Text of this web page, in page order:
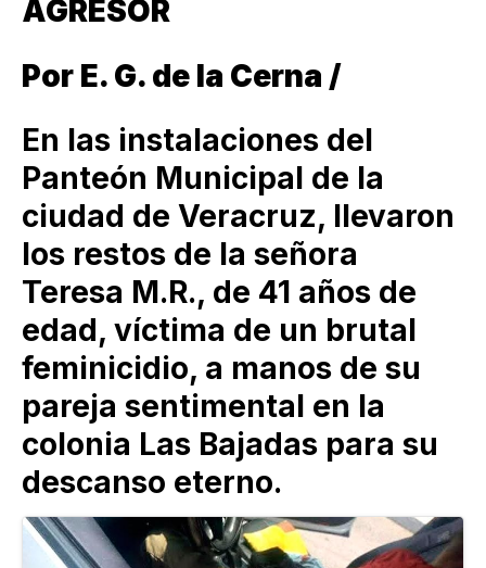
AGRESOR
Por E. G. de la Cerna /
En las instalaciones del
Panteón Municipal de la
ciudad de Veracruz, llevaron
los restos de la señora
Teresa M.R., de 41 años de
edad, víctima de un brutal
feminicidio, a manos de su
pareja sentimental en la
colonia Las Bajadas para su
descanso eterno.